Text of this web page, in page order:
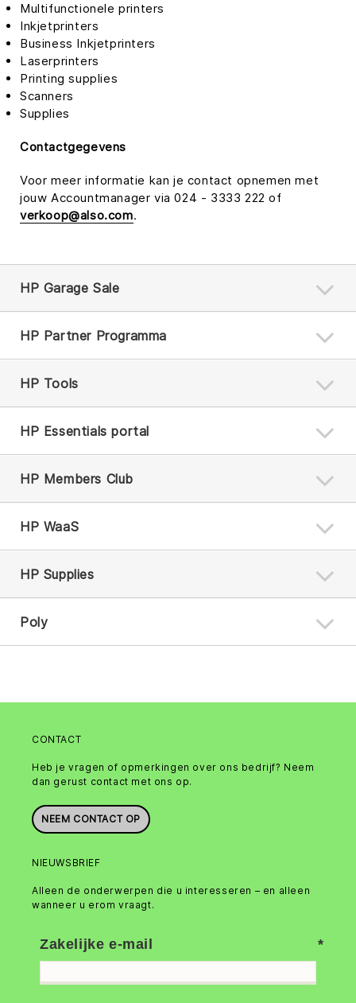
Multifunctionele printers
Inkjetprinters
Business Inkjetprinters
Laserprinters
Printing supplies
Scanners
Supplies
Contactgegevens
Voor meer informatie kan je contact opnemen met
jouw Accountmanager via 024 - 3333 222 of
verkoop@also.com.
HP Garage Sale
HP Partner Programma
HP Tools
HP Essentials portal
HP Members Club
HP WaaS
HP Supplies
Poly
CONTACT
Heb je vragen of opmerkingen over ons bedrijf? Neem
dan gerust contact met ons op.
NEEM CONTACT OP
NIEUWSBRIEF
Alleen de onderwerpen die u interesseren – en alleen
wanneer u erom vraagt.
Zakelijke e-mail